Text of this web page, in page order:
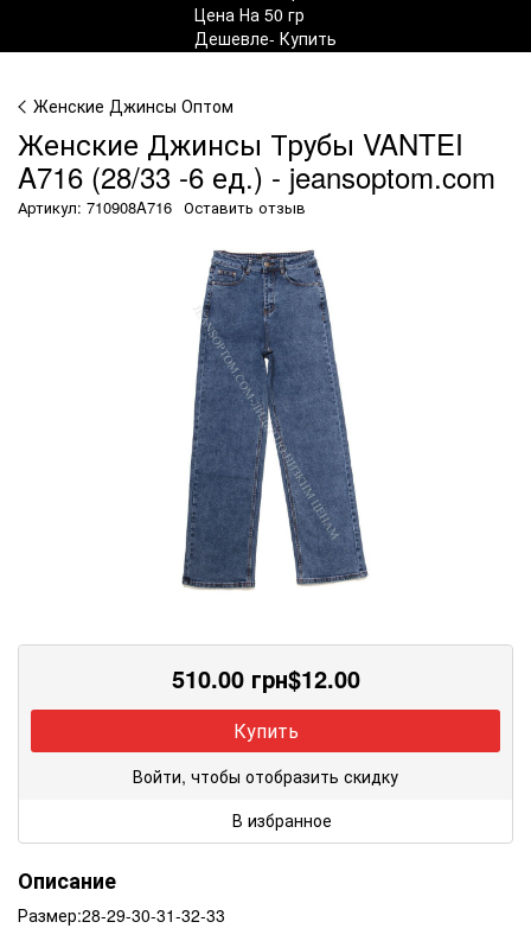
Женские Джинсы Оптом
Женские Джинсы Трубы VANTEI
A716 (28/33 -6 ед.) - jeansoptom.com
Артикул: 710908A716 Оставить отзыв
510.00грн$12.00
Купить
Войти, чтобы отобразить скидку
В избранное
Описание
Размер:28-29-30-31-32-33